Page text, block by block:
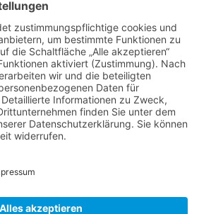
Cola-Mix 12 x 0,7
Mehrweg)
% MwSt. zzgl.
Details
Hersteller